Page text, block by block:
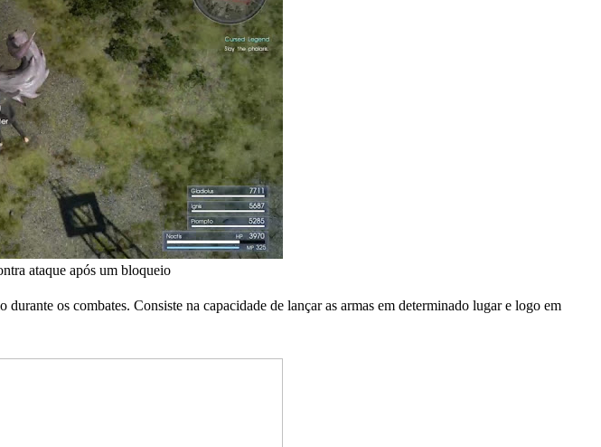
ataque após um bloqueio
os combates. Consiste na capacidade de lançar as armas em determinado lugar e logo em